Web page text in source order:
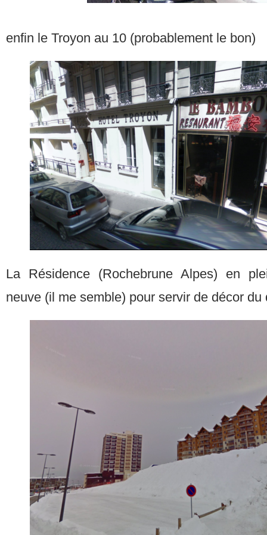
enfin le Troyon au 10 (probablement le bon)
La Résidence (Rochebrune Alpes) en
neuve (il me semble) pour servir de décor du